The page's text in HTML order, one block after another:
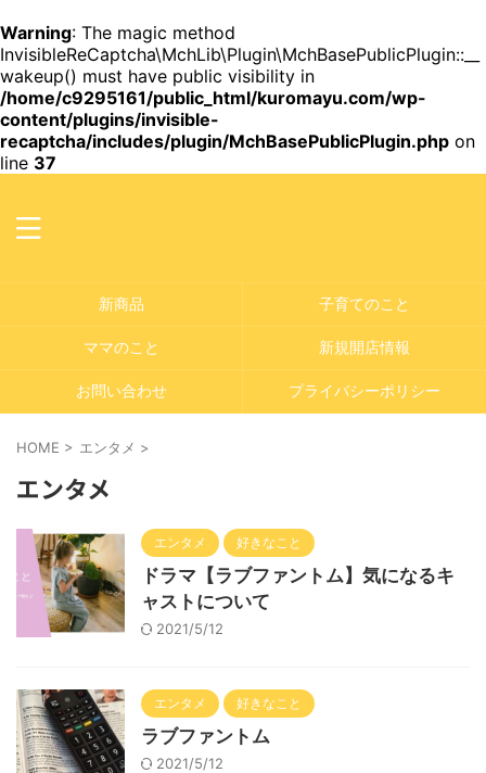
Warning: The magic method
InvisibleReCaptcha\MchLib\Plugin\MchBasePublicPlugin::__
wakeup() must have public visibility in
/home/c9295161/public_html/kuromayu.com/wp-
content/plugins/invisible-
recaptcha/includes/plugin/MchBasePublicPlugin.php on
line 37
新商品 子育てのこと
ママのこと 新規開店情報
お問い合わせ プライバシーポリシー
HOME > エンタメ >
エンタメ
エンタメ 好きなこと
ドラマ【ラブファントム】気になるキ
ャストについて
2021/5/12
エンタメ 好きなこと
ラブファントム
2021/5/12